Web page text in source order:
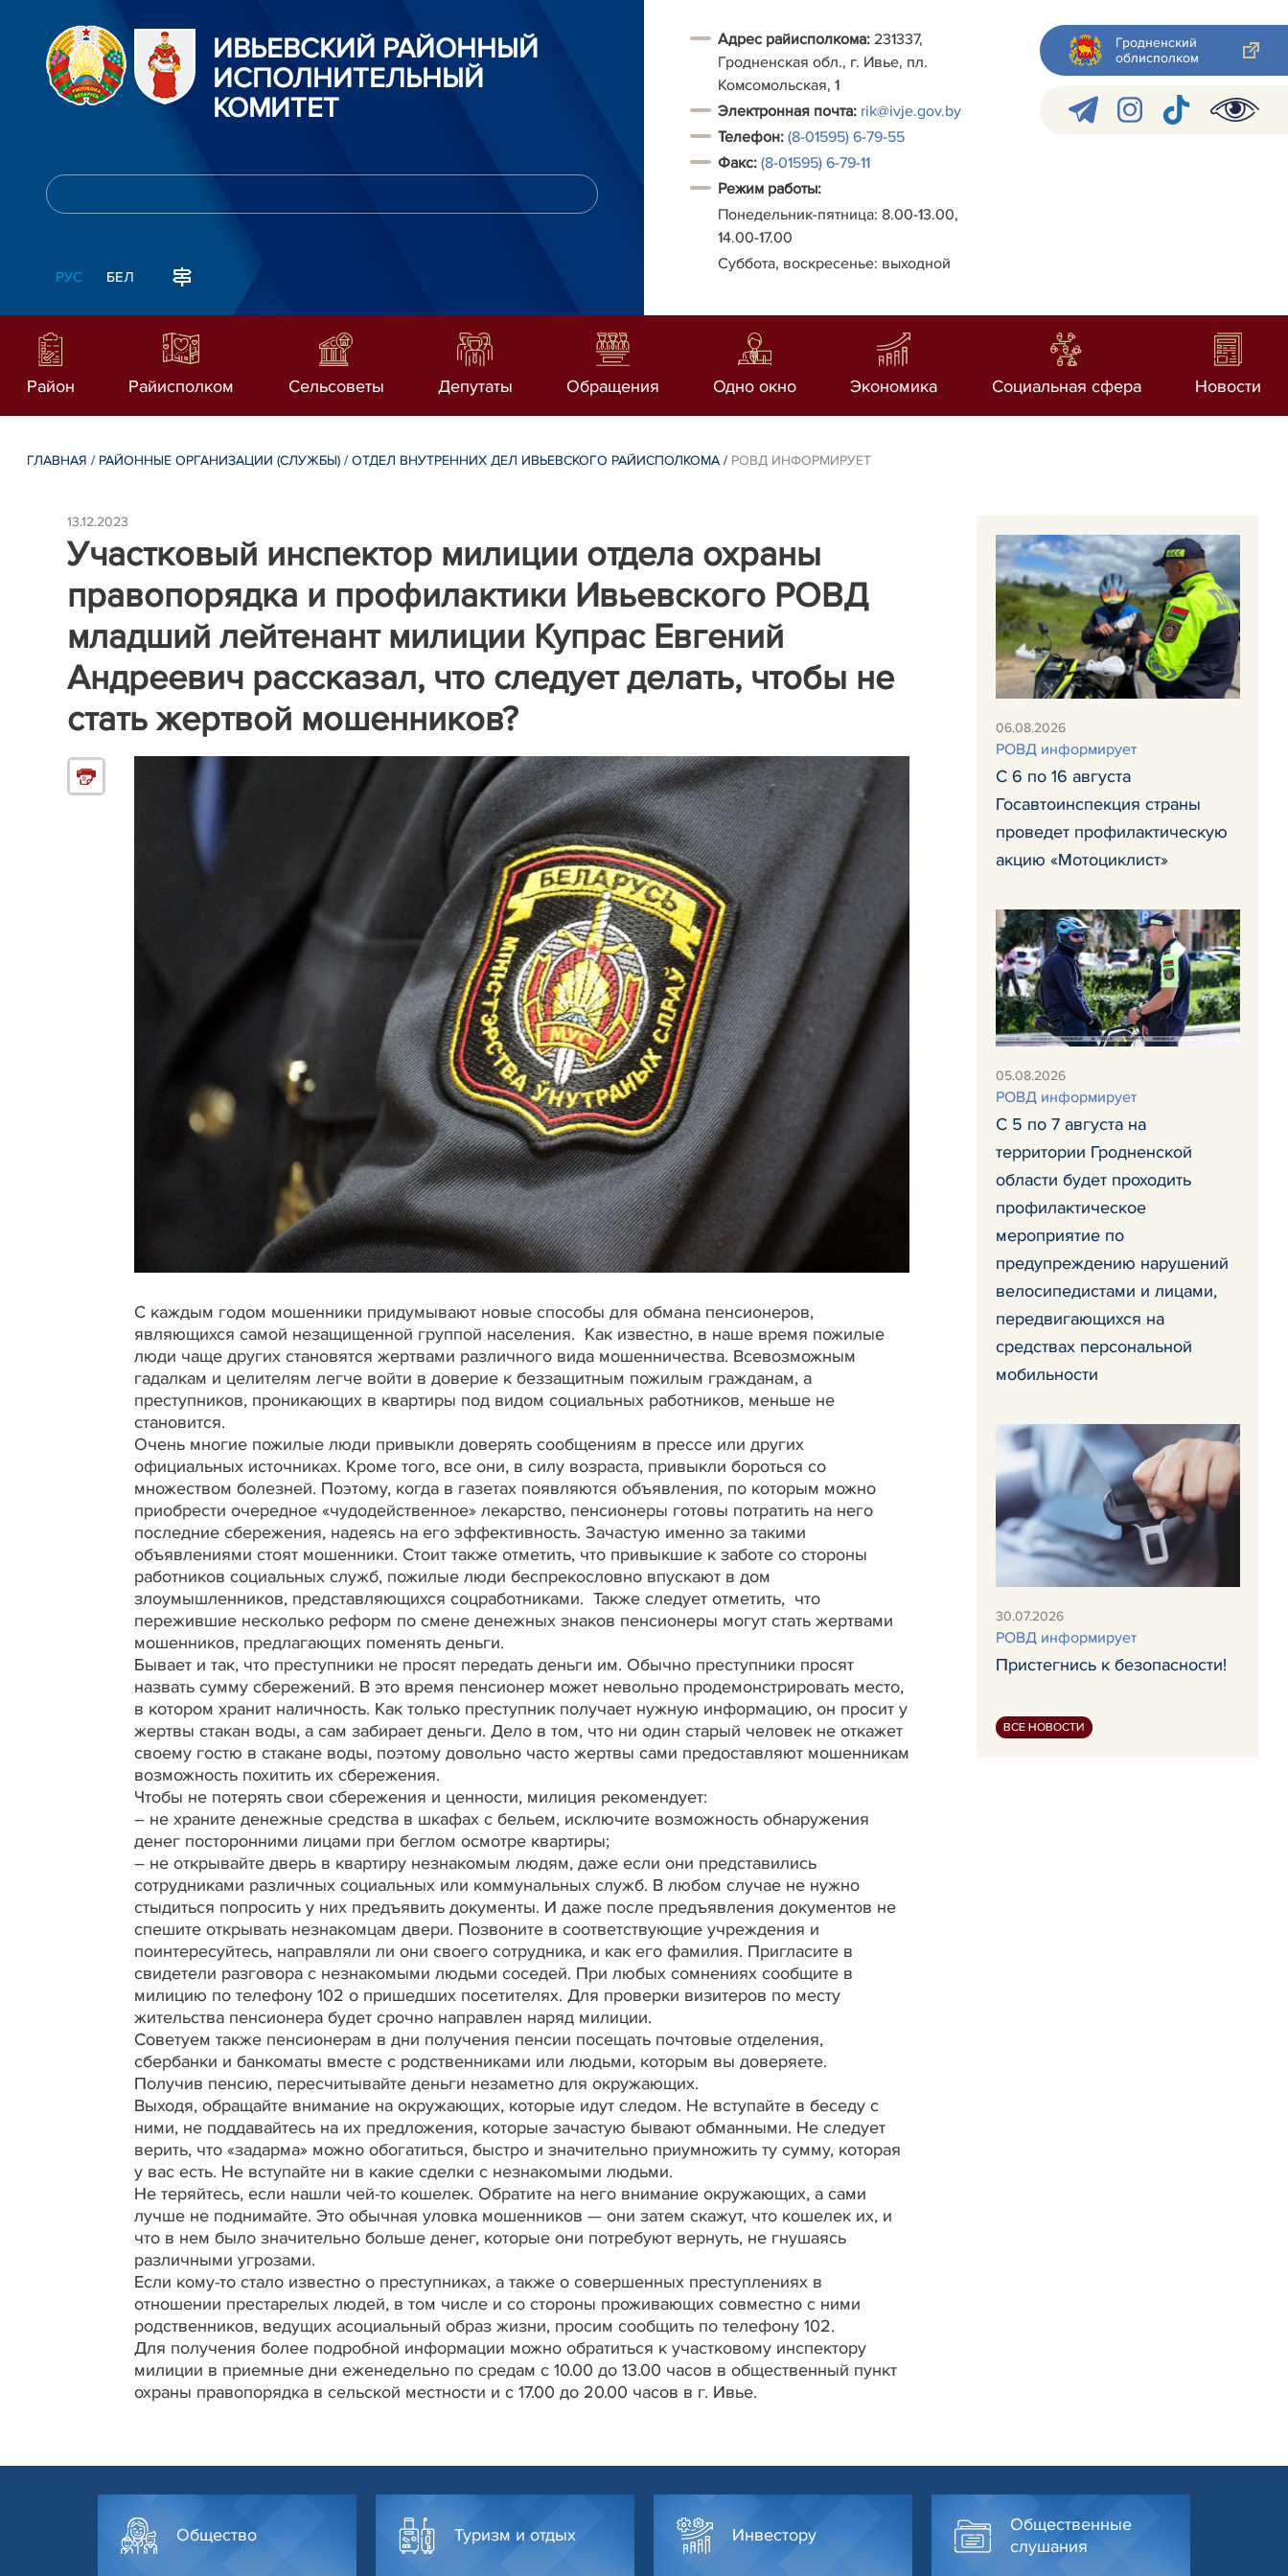
ИВЬЕВСКИЙ РАЙОННЫЙ
ИСПОЛНИТЕЛЬНЫЙ
КОМИТЕТ
РУС БЕЛ
Адрес райисполкома: 231337,
Гродненская обл., г. Ивье, пл.
Комсомольская, 1
Электронная почта: rik@ivje.gov.by
Телефон: (8-01595) 6-79-55
Факс: (8-01595) 6-79-11
Режим работы:
Понедельник-пятница: 8.00-13.00,
14.00-17.00
Суббота, воскресенье: выходной
Гродненский
облисполком
Район Райисполком Сельсоветы Депутаты Обращения Одно окно Экономика Социальная сфера Новости
ГЛАВНАЯ / РАЙОННЫЕ ОРГАНИЗАЦИИ (СЛУЖБЫ) /ОТДЕЛ ВНУТРЕННИХ ДЕЛ ИВЬЕВСКОГО РАЙИСПОЛКОМА / РОВД ИНФОРМИРУЕТ
13.12.2023
Участковый инспектор милиции отдела охраны
правопорядка и профилактики Ивьевского РОВД
младший лейтенант милиции Купрас Евгений
Андреевич рассказал, что следует делать, чтобы не
стать жертвой мошенников?
С каждым годом мошенники придумывают новые способы для обмана пенсионеров,
являющихся самой незащищенной группой населения. Как известно, в наше время пожилые
люди чаще других становятся жертвами различного вида мошенничества. Всевозможным
гадалкам и целителям легче войти в доверие к беззащитным пожилым гражданам, а
преступников, проникающих в квартиры под видом социальных работников, меньше не
становится.
Очень многие пожилые люди привыкли доверять сообщениям в прессе или других
официальных источниках. Кроме того, все они, в силу возраста, привыкли бороться со
множеством болезней. Поэтому, когда в газетах появляются объявления, по которым можно
приобрести очередное «чудодейственное» лекарство, пенсионеры готовы потратить на него
последние сбережения, надеясь на его эффективность. Зачастую именно за такими
объявлениями стоят мошенники. Стоит также отметить, что привыкшие к заботе со стороны
работников социальных служб, пожилые люди беспрекословно впускают в дом
злоумышленников, представляющихся соцработниками. Также следует отметить, что
пережившие несколько реформ по смене денежных знаков пенсионеры могут стать жертвами
мошенников, предлагающих поменять деньги.
Бывает и так, что преступники не просят передать деньги им. Обычно преступники просят
назвать сумму сбережений. В это время пенсионер может невольно продемонстрировать место,
в котором хранит наличность. Как только преступник получает нужную информацию, он просит у
жертвы стакан воды, а сам забирает деньги. Дело в том, что ни один старый человек не откажет
своему гостю в стакане воды, поэтому довольно часто жертвы сами предоставляют мошенникам
возможность похитить их сбережения.
Чтобы не потерять свои сбережения и ценности, милиция рекомендует:
– не храните денежные средства в шкафах с бельем, исключите возможность обнаружения
денег посторонними лицами при беглом осмотре квартиры;
– не открывайте дверь в квартиру незнакомым людям, даже если они представились
сотрудниками различных социальных или коммунальных служб. В любом случае не нужно
стыдиться попросить у них предъявить документы. И даже после предъявления документов не
спешите открывать незнакомцам двери. Позвоните в соответствующие учреждения и
поинтересуйтесь, направляли ли они своего сотрудника, и как его фамилия. Пригласите в
свидетели разговора с незнакомыми людьми соседей. При любых сомнениях сообщите в
милицию по телефону 102 о пришедших посетителях. Для проверки визитеров по месту
жительства пенсионера будет срочно направлен наряд милиции.
Советуем также пенсионерам в дни получения пенсии посещать почтовые отделения,
сбербанки и банкоматы вместе с родственниками или людьми, которым вы доверяете.
Получив пенсию, пересчитывайте деньги незаметно для окружающих.
Выходя, обращайте внимание на окружающих, которые идут следом. Не вступайте в беседу с
ними, не поддавайтесь на их предложения, которые зачастую бывают обманными. Не следует
верить, что «задарма» можно обогатиться, быстро и значительно приумножить ту сумму, которая
у вас есть. Не вступайте ни в какие сделки с незнакомыми людьми.
Не теряйтесь, если нашли чей-то кошелек. Обратите на него внимание окружающих, а сами
лучше не поднимайте. Это обычная уловка мошенников — они затем скажут, что кошелек их, и
что в нем было значительно больше денег, которые они потребуют вернуть, не гнушаясь
различными угрозами.
Если кому-то стало известно о преступниках, а также о совершенных преступлениях в
отношении престарелых людей, в том числе и со стороны проживающих совместно с ними
родственников, ведущих асоциальный образ жизни, просим сообщить по телефону 102.
Для получения более подробной информации можно обратиться к участковому инспектору
милиции в приемные дни еженедельно по средам с 10.00 до 13.00 часов в общественный пункт
охраны правопорядка в сельской местности и с 17.00 до 20.00 часов в г. Ивье.
06.08.2026
РОВД информирует
С 6 по 16 августа
Госавтоинспекция страны
проведет профилактическую
акцию «Мотоциклист»
05.08.2026
РОВД информирует
С 5 по 7 августа на
территории Гродненской
области будет проходить
профилактическое
мероприятие по
предупреждению нарушений
велосипедистами и лицами,
передвигающихся на
средствах персональной
мобильности
30.07.2026
РОВД информирует
Пристегнись к безопасности!
ВСЕ НОВОСТИ
Общество Туризм и отдых Инвестору
Общественные
слушания